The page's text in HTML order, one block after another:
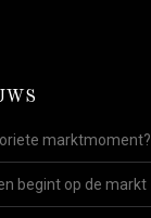
marktmoment?
begint op de markt